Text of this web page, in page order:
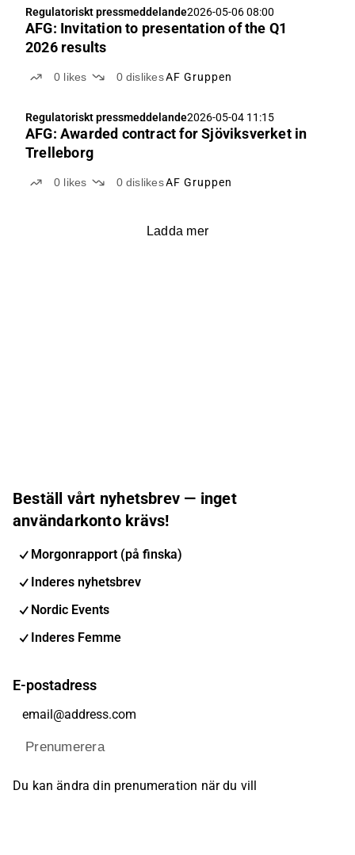
Regulatoriskt pressmeddelande2026-05-06 08:00
AFG: Invitation to presentation of the Q1
2026 results
0 likes 0 dislikesAF Gruppen
Regulatoriskt pressmeddelande2026-05-04 11:15
AFG: Awarded contract for Sjöviksverket in
Trelleborg
0 likes 0 dislikesAF Gruppen
Ladda mer
Beställ vårt nyhetsbrev — inget
användarkonto krävs!
Morgonrapport (på finska)
Inderes nyhetsbrev
Nordic Events
Inderes Femme
E-postadress
Prenumerera
Du kan ändra din prenumeration när du vill